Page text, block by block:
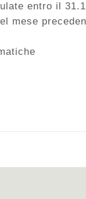
entro il
mese